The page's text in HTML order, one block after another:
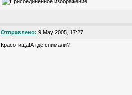
Отправлено: 9 May 2005, 17:27
Красотища!А где снимали?